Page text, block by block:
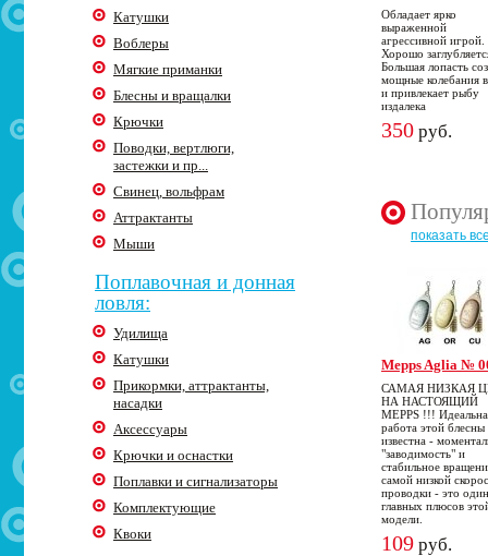
Катушки
Воблеры
Мягкие приманки
Блесны и вращалки
Крючки
Поводки, вертлюги,
застежки и пр...
Свинец, вольфрам
Аттрактанты
Мыши
Поплавочная и донная
ловля:
Удилища
Катушки
Прикормки, аттрактанты,
насадки
Аксессуары
Крючки и оснастки
Поплавки и сигнализаторы
Комплектующие
Квоки
Обладает ярко
выраженной
агрессивной игрой.
Хорошо
Большая лопасть
мощные колебания
и привлекает рыбу
издалека
350 руб.
показать
Mepps Aglia №
САМАЯ НИЗКАЯ
НА НАСТОЯЩИЙ
MEPPS !!!
работа этой блесны
известна -
"заводимость" и
стабильное
самой низкой
проводки - это
главных плюсов
модели.
109 руб.